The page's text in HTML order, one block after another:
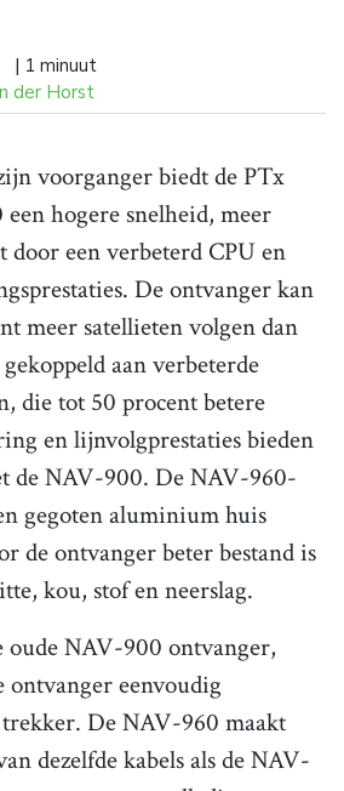
| 1 minuut
der Horst
voorganger biedt de PTx
hogere snelheid, meer
een verbeterd CPU en
De ontvanger kan
meer satellieten volgen dan
aan verbeterde
die tot 50 procent betere
en lijnvolgprestaties bieden
de NAV-900. De NAV-960-
gegoten aluminium huis
de ontvanger beter bestand is
kou, stof en neerslag.
oude NAV-900 ontvanger,
eenvoudig
De NAV-960 maakt
dezelfde kabels als de NAV-